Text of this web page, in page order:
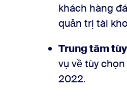
khách hàng
quản trị tài
Trung tâm
vụ về tùy
2022.